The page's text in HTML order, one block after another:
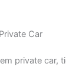
Car
private car,